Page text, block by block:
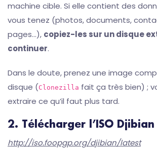
machine cible. Si elle contient des
vous tenez (photos, documents,
pages…), copiez-les sur un disque
continuer.
Dans le doute, prenez une image
disque (Clonezilla fait ça très bien) ;
extraire ce qu’il faut plus tard.
2. Télécharger l’ISO Djibian
http://iso.foopgp.org/djibian/latest